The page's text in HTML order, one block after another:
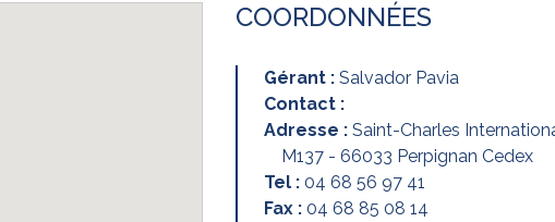
COORDONNÉES
Gérant : Salvador Pavia
Contact :
Adresse : Saint-Charles
M137 - 66033 Perpignan Cedex
Tel : 04 68 56 97 41
Fax : 04 68 85 08 14